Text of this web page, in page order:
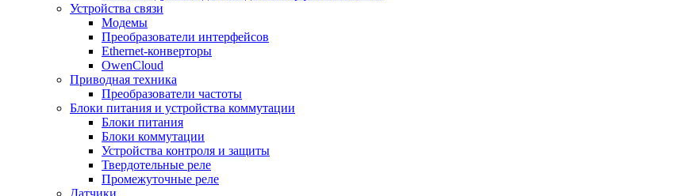
Устройства связи
Модемы
Преобразователи интерфейсов
Ethernet-конверторы
OwenCloud
Приводная техника
Преобразователи частоты
Блоки питания и устройства коммутации
Блоки питания
Блоки коммутации
Устройства контроля и защиты
Твердотельные реле
Промежуточные реле
Датчики